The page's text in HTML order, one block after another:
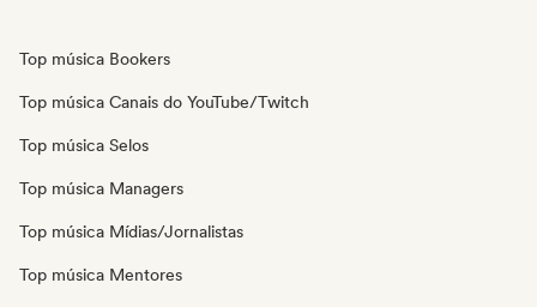
Top música Bookers
Top música Canais do YouTube/Twitch
Top música Selos
Top música Managers
Top música Mídias/Jornalistas
Top música Mentores